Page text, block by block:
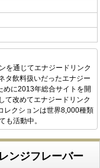
を通じてエナジードリンク
タ飲料扱いだったエナジー
めに2013年総合サイトを開
て改めてエナジードリンク
レクションは世界8,000種類
も活動中。
ンジフレーバー